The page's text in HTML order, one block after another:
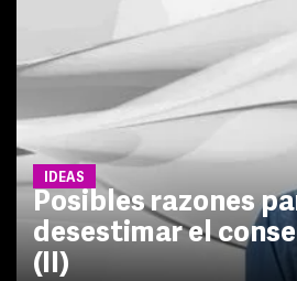
IDEAS
Posibles razones
desestimar el
(II)